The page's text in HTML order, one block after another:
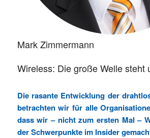
Mark Zimmermann
Wireless: Die große Welle steht
Die rasante Entwicklung der
betrachten wir für alle
dass wir – nicht zum ersten Mal –
der Schwerpunkte im Insider